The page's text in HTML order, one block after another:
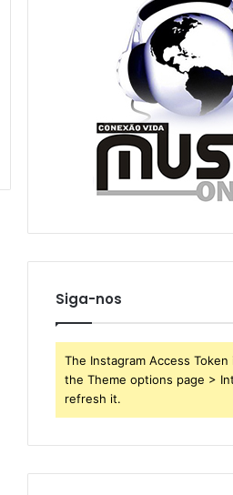
Siga-nos
The Instagram Access
the Theme options page >
refresh it.